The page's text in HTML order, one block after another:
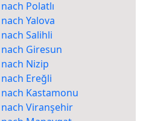
Polatlı
Yalova
Salihli
Giresun
Nizip
Ereğli
Kastamonu
Viranşehir